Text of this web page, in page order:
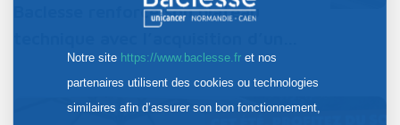
Baclesse renforce son plateau
Notre site https://www.baclesse.fret nos
partenaires utilisent des cookies ou technologies
similaires afin d’assurer son bon fonctionnement,